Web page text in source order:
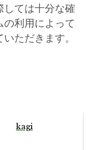
しては十分な確
利用によって
ただきます。
kagi